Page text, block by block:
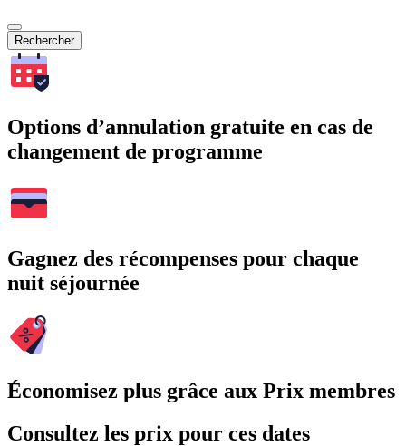
Rechercher
Options d’annulation gratuite en cas de
changement de programme
Gagnez des récompenses pour chaque
nuit séjournée
Économisez plus grâce aux Prix membres
Consultez les prix pour ces dates